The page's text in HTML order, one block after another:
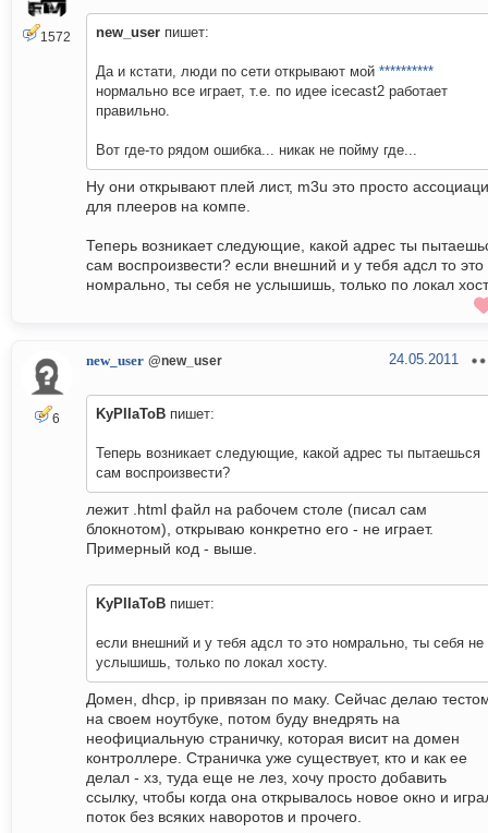
1572 new_user пишет:
Да и кстати, люди по сети открывают мой **********
нормально все играет, т.е. по идее icecast2 работает
правильно.
Вот где-то рядом ошибка... никак не пойму где...
Ну они открывают плей лист, m3u это просто
для плееров на компе.
Теперь возникает следующие, какой адрес ты
сам воспроизвести? если внешний и у тебя адсл то это
номрально, ты себя не услышишь, только по локал
6
new_user @new_user 24.05.2011
KyPIIaToB пишет:
Теперь возникает следующие, какой адрес ты пытаешься
сам воспроизвести?
лежит .html файл на рабочем столе (писал сам
блокнотом), открываю конкретно его - не играет.
Примерный код - выше.
KyPIIaToB пишет:
если внешний и у тебя адсл то это номрально, ты себя не
услышишь, только по локал хосту.
Домен, dhcp, ip привязан по маку. Сейчас делаю
на своем ноутбуке, потом буду внедрять на
неофициальную страничку, которая висит на домен
контроллере. Страничка уже существует, кто и как ее
делал - хз, туда еще не лез, хочу просто добавить
ссылку, чтобы когда она открывалось новое окно и
поток без всяких наворотов и прочего.